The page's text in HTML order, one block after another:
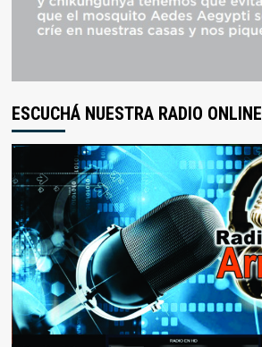
ESCUCHÁ NUESTRA RADIO ONLINE